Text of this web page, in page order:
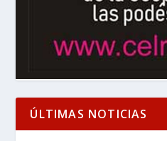
ÚLTIMAS NOTICIAS